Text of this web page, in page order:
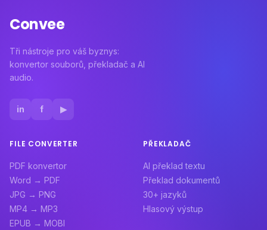
Convee
Tři nástroje pro váš byznys:
konvertor souborů, překladač a AI
audio.
in f ▶
FILE CONVERTER
PDF konvertor
Word → PDF
JPG → PNG
MP4 → MP3
EPUB → MOBI
PŘEKLADAČ
AI překlad textu
Překlad dokumentů
30+ jazyků
Hlasový výstup